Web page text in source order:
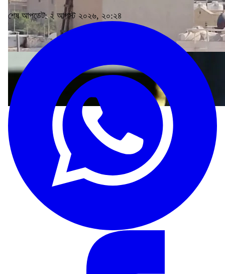
শেষ আপডেট: ২ আগস্ট ২০২৬, ২০:২৪